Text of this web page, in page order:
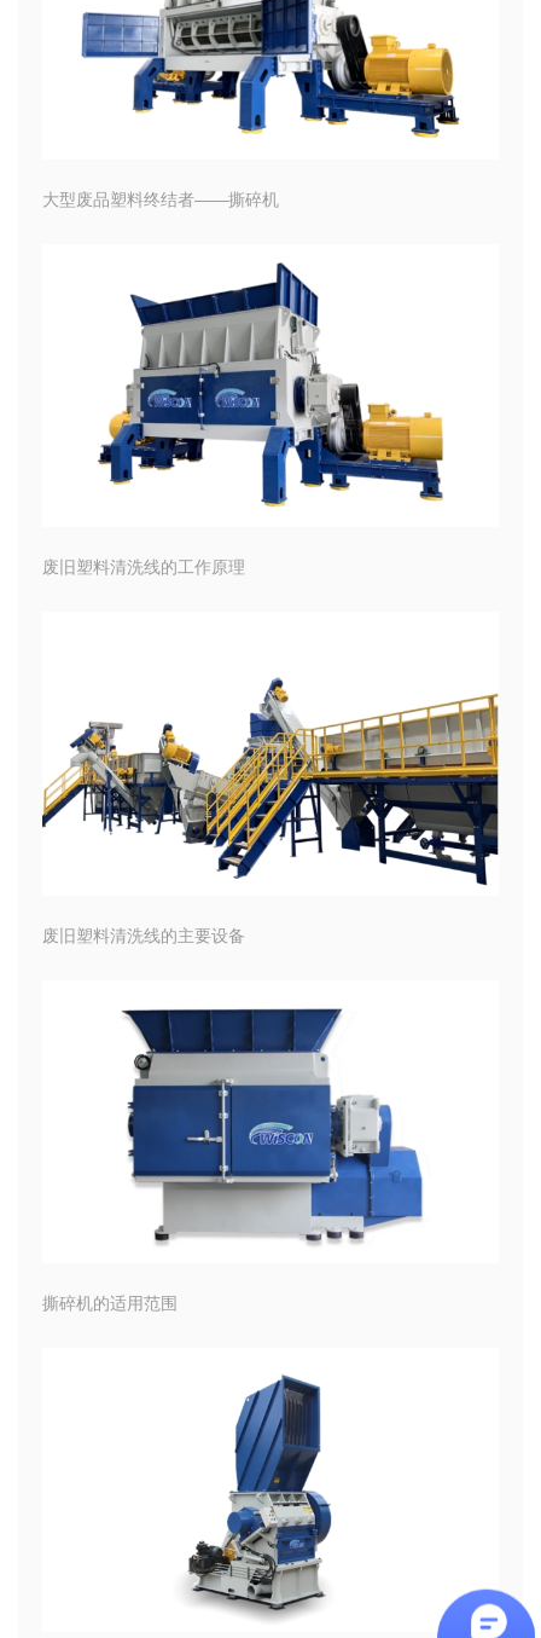
大型废品塑料终结者——撕碎机
废旧塑料清洗线的工作原理
废旧塑料清洗线的主要设备
撕碎机的适用范围